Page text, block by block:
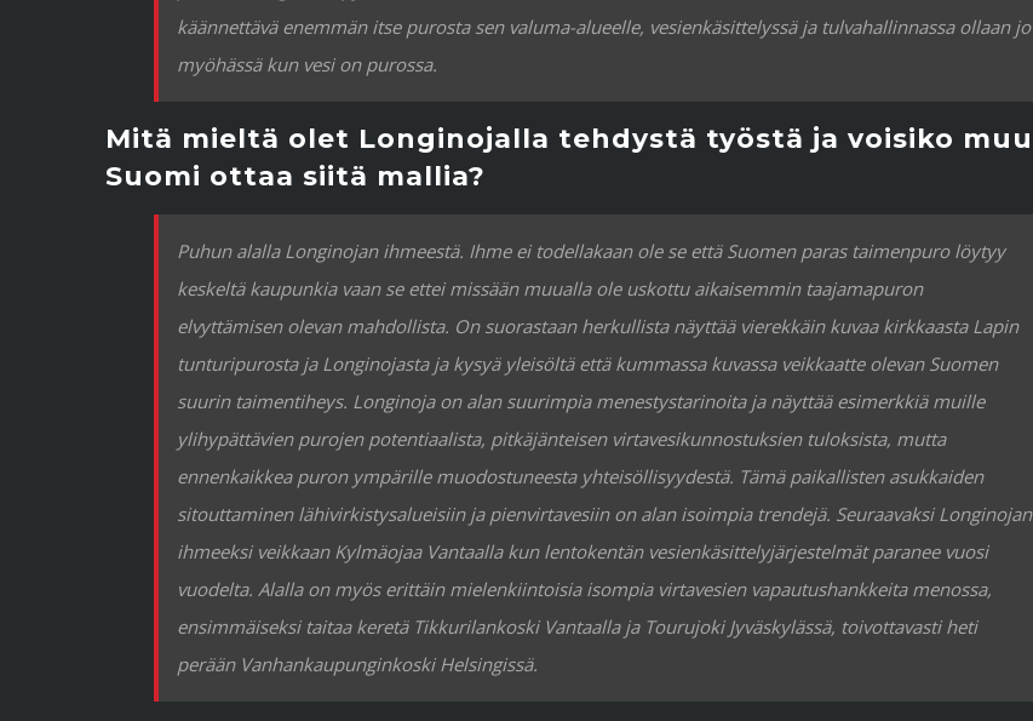
käännettävä enemmän itse purosta sen valuma-alueelle, vesienkäsittelyssä ja tulvahallinnassa ollaan jo
myöhässä kun vesi on purossa.
Mitä mieltä olet Longinojalla tehdystä työstä ja voisiko muu
Suomi ottaa siitä mallia?
Puhun alalla Longinojan ihmeestä. Ihme ei todellakaan ole se että Suomen paras taimenpuro löytyy
keskeltä kaupunkia vaan se ettei missään muualla ole uskottu aikaisemmin taajamapuron
elvyttämisen olevan mahdollista. On suorastaan herkullista näyttää vierekkäin kuvaa kirkkaasta Lapin
tunturipurosta ja Longinojasta ja kysyä yleisöltä että kummassa kuvassa veikkaatte olevan Suomen
suurin taimentiheys. Longinoja on alan suurimpia menestystarinoita ja näyttää esimerkkiä muille
ylihypättävien purojen potentiaalista, pitkäjänteisen virtavesikunnostuksien tuloksista, mutta
ennenkaikkea puron ympärille muodostuneesta yhteisöllisyydestä. Tämä paikallisten asukkaiden
sitouttaminen lähivirkistysalueisiin ja pienvirtavesiin on alan isoimpia trendejä. Seuraavaksi Longinojan
ihmeeksi veikkaan Kylmäojaa Vantaalla kun lentokentän vesienkäsittelyjärjestelmät paranee vuosi
vuodelta. Alalla on myös erittäin mielenkiintoisia isompia virtavesien vapautushankkeita menossa,
ensimmäiseksi taitaa keretä Tikkurilankoski Vantaalla ja Tourujoki Jyväskylässä, toivottavasti heti
perään Vanhankaupunginkoski Helsingissä.